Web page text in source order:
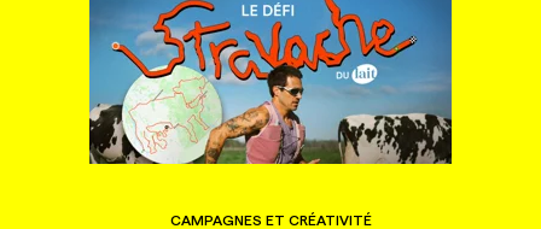
CAMPAGNES ET CRÉATIVITÉ